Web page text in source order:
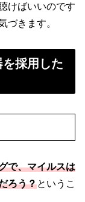
けばいいのです
づきます。
採用した
で、マイルスは
ろう？というこ